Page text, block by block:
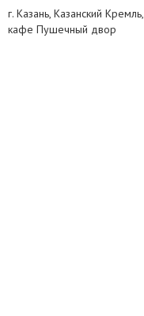
г. Казань, Казанский Кремль,
кафе Пушечный двор